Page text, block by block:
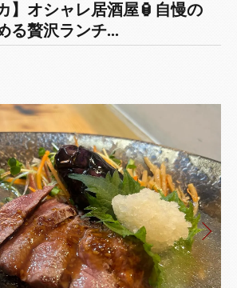
】オシャレ居酒屋🏮自慢の
る贅沢ランチ...